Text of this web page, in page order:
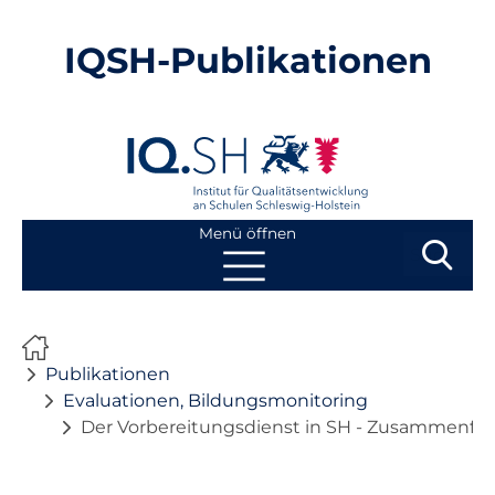
IQSH-Publikationen
Menü öffnen
Publikationen
Publikationen
Evaluationen, Bildungsmonitoring
Der Vorbereitungsdienst in SH -